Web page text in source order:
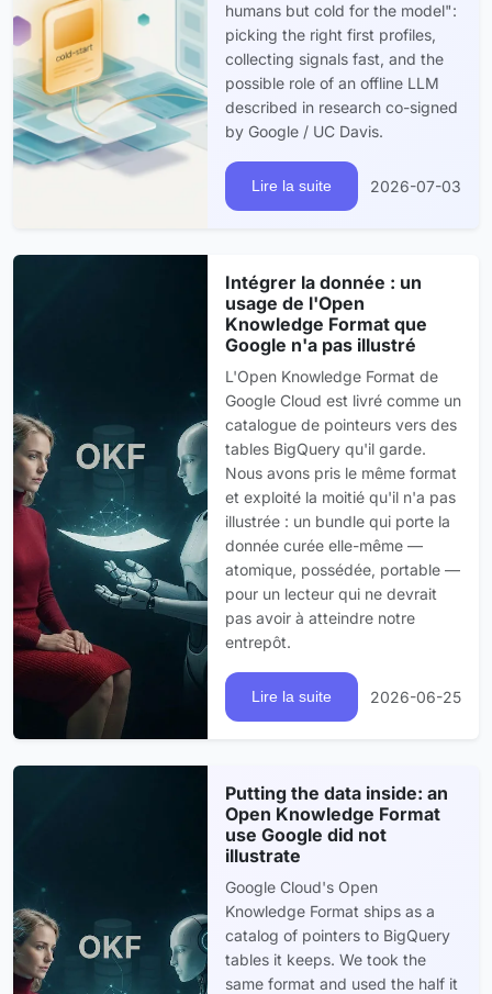
humans but cold for the model":
picking the right first profiles,
collecting signals fast, and the
possible role of an offline LLM
described in research co-signed
by Google / UC Davis.
Lire la suite 2026-07-03
Intégrer la donnée : un
usage de l'Open
Knowledge Format que
Google n'a pas illustré
L'Open Knowledge Format de
Google Cloud est livré comme un
catalogue de pointeurs vers des
tables BigQuery qu'il garde.
Nous avons pris le même format
et exploité la moitié qu'il n'a pas
illustrée : un bundle qui porte la
donnée curée elle-même —
atomique, possédée, portable —
pour un lecteur qui ne devrait
pas avoir à atteindre notre
entrepôt.
Lire la suite 2026-06-25
Putting the data inside: an
Open Knowledge Format
use Google did not
illustrate
Google Cloud's Open
Knowledge Format ships as a
catalog of pointers to BigQuery
tables it keeps. We took the
same format and used the half it